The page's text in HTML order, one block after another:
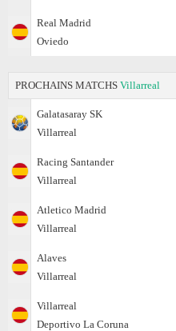
Real Madrid
Oviedo
PROCHAINS MATCHS Villarreal
Galatasaray SK
Villarreal
Racing Santander
Villarreal
Atletico Madrid
Villarreal
Alaves
Villarreal
Villarreal
Deportivo La Coruna